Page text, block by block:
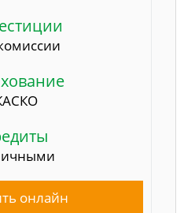
онлайн